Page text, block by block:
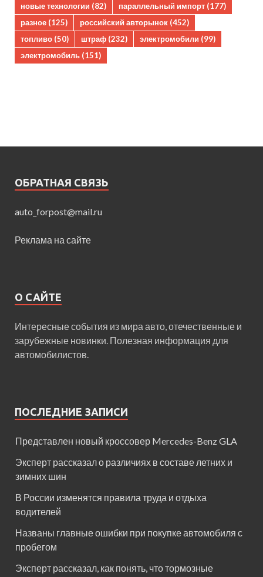
новые технологии (82) параллельный импорт (177)
разное (125) российский авторынок (452)
топливо (50) штраф (232) электромобили (99)
электромобиль (151)
ОБРАТНАЯ СВЯЗЬ
auto_forpost@mail.ru
Реклама на сайте
О САЙТЕ
Интересные события из мира авто, отечественные и
зарубежные новинки. Полезная информация для
автомобилистов.
ПОСЛЕДНИЕ ЗАПИСИ
Представлен новый кроссовер Mercedes-Benz GLA
Эксперт рассказал о различиях в составе летних и
зимних шин
В России изменятся правила труда и отдыха
водителей
Названы главные ошибки при покупке автомобиля с
пробегом
Эксперт рассказал, как понять, что тормозные